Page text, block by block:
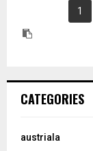
1
CATEGORIES
austriala